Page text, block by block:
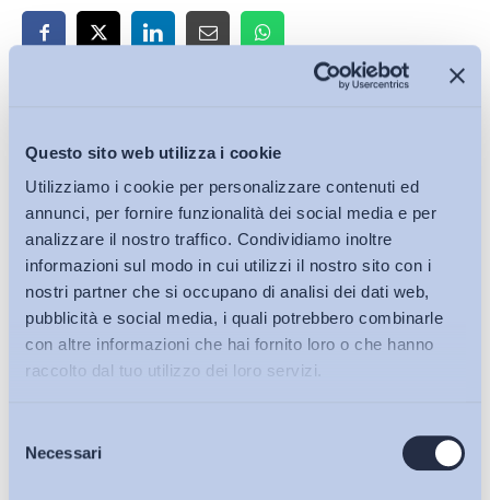
Questo sito web utilizza i cookie
Utilizziamo i cookie per personalizzare contenuti ed
annunci, per fornire funzionalità dei social media e per
analizzare il nostro traffico. Condividiamo inoltre
informazioni sul modo in cui utilizzi il nostro sito con i
nostri partner che si occupano di analisi dei dati web,
pubblicità e social media, i quali potrebbero combinarle
con altre informazioni che hai fornito loro o che hanno
raccolto dal tuo utilizzo dei loro servizi.
delNecessariBollettini ADAPT